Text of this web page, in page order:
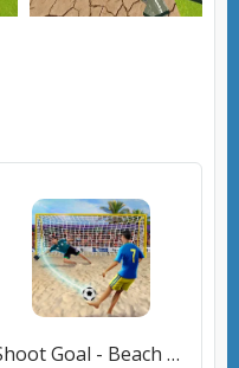
Shoot Goal - Beach Soccer Game (Шут) [МОД Mega Pack] APK Android